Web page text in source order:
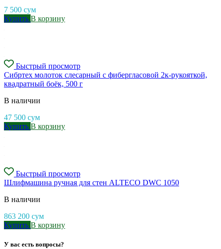
7 500 сум
Купить В корзину
Быстрый просмотр
Cибртех молоток слесарный с фибергласовой 2к-рукояткой,
квадратный боёк, 500 г
В наличии
47 500 сум
Купить В корзину
Быстрый просмотр
Шлифмашина ручная для стен ALTECO DWC 1050
В наличии
863 200 сум
Купить В корзину
У вас есть вопросы?